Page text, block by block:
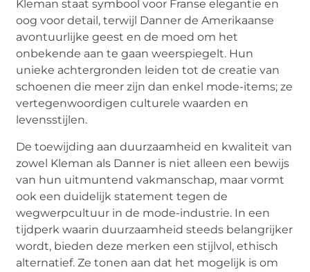
Kleman staat symbool voor Franse elegantie en
oog voor detail, terwijl Danner de Amerikaanse
avontuurlijke geest en de moed om het
onbekende aan te gaan weerspiegelt. Hun
unieke achtergronden leiden tot de creatie van
schoenen die meer zijn dan enkel mode-items; ze
vertegenwoordigen culturele waarden en
levensstijlen.
De toewijding aan duurzaamheid en kwaliteit van
zowel Kleman als Danner is niet alleen een bewijs
van hun uitmuntend vakmanschap, maar vormt
ook een duidelijk statement tegen de
wegwerpcultuur in de mode-industrie. In een
tijdperk waarin duurzaamheid steeds belangrijker
wordt, bieden deze merken een stijlvol, ethisch
alternatief. Ze tonen aan dat het mogelijk is om